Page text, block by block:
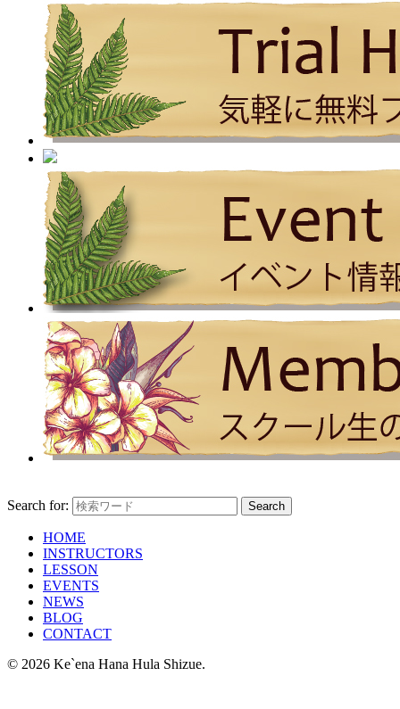
Search for:
HOME
INSTRUCTORS
LESSON
EVENTS
NEWS
BLOG
CONTACT
© 2026 Ke`ena Hana Hula Shizue.